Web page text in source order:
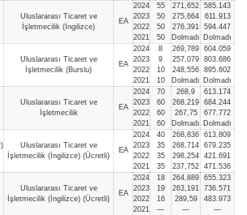
Uluslararası Ticaret ve
İşletmecilik (İngilizce)
EA
2024
2023
2022
2021
55
50
50
50
271,652
275,664
276,391
Dolmadı
585.143
611.913
594.447
Dolmadı
Uluslararası Ticaret ve
İşletmecilik (Burslu)
EA
2024
2023
2022
2021
8
9
10
10
269,789
257,079
248,556
Dolmadı
604.059
803.686
895.602
Dolmadı
Uluslararası Ticaret ve
İşletmecilik
EA
2024
2023
2022
2021
70
60
60
60
268,9
268,219
267,75
Dolmadı
613.174
684.244
677.772
Dolmadı
Uluslararası Ticaret ve
İşletmecilik (İngilizce) (Ücretli)
EA
2024
2023
2022
2021
40
35
35
35
268,836
268,714
298,254
237,752
613.809
679.235
421.691
471.536
Uluslararası Ticaret ve
İşletmecilik (İngilizce) (Ücretli)
EA
2024
2023
2022
2021
18
19
16
—
264,889
263,191
289,59
—
655.323
736.571
483.973
—